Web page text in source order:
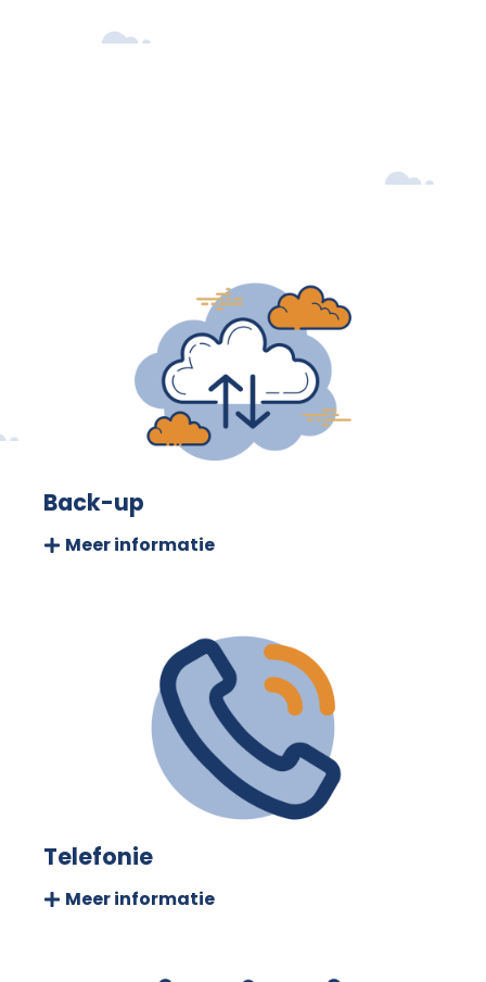
in de wolken en de
Back-up
Meer informatie
Telefonie
Meer informatie